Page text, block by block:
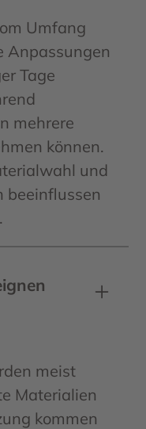
Umfang
Anpassungen
Tage
mehrere
können.
und
beeinflussen
meist
Materialien
kommen